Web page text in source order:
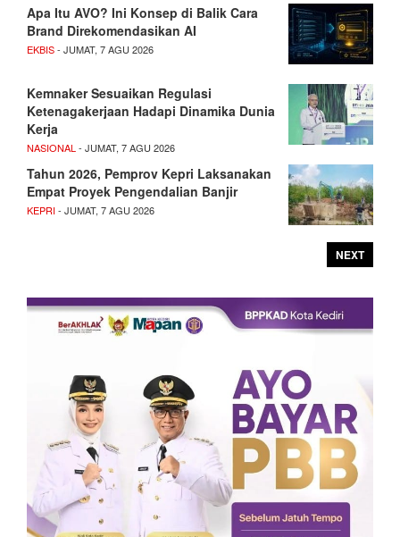
Apa Itu AVO? Ini Konsep di Balik Cara
Brand Direkomendasikan AI
EKBIS- JUMAT, 7 AGU 2026
Kemnaker Sesuaikan Regulasi
Ketenagakerjaan Hadapi Dinamika Dunia
Kerja
NASIONAL - JUMAT, 7 AGU 2026
Tahun 2026, Pemprov Kepri Laksanakan
Empat Proyek Pengendalian Banjir
KEPRI- JUMAT, 7 AGU 2026
NEXT